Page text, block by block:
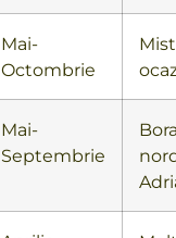
Mai-
Octombrie
Mai-
Septembrie